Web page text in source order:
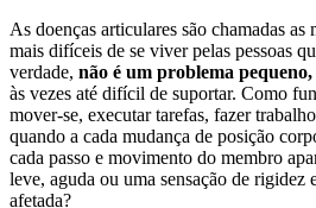
As doenças articulares são chamadas as
mais difíceis de se viver pelas pessoas
verdade, não é um problema
às vezes até difícil de suportar. Como
mover-se, executar tarefas, fazer
quando a cada mudança de posição
cada passo e movimento do membro
leve, aguda ou uma sensação de rigidez
afetada?